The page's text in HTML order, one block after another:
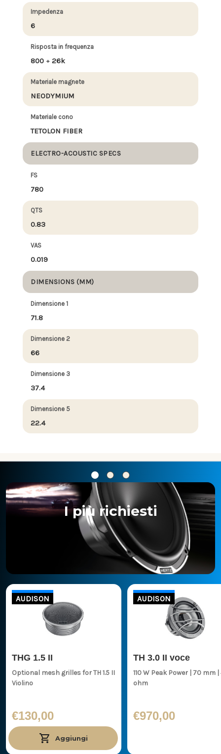
Impedenza
6
Risposta in frequenza
800 ÷ 26k
Materiale magnete
NEODYMIUM
Materiale cono
TETOLON FIBER
ELECTRO-ACOUSTIC SPECS
FS
780
QTS
0.83
VAS
0.019
DIMENSIONS (MM)
Dimensione 1
71.8
Dimensione 2
66
Dimensione 3
37.4
Dimensione 5
22.4
I più richiesti
AUDISON
THG 1.5 II
Optional mesh grilles for TH 1.5 II
Violino
€130,00
Aggiungi
AUDISON
TH 3.0 II voce
110 W Peak Power | 70 mm | 4
ohm
€970,00